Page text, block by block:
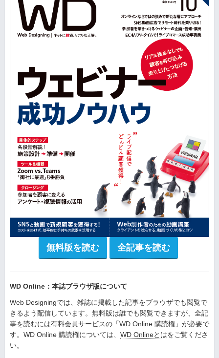
無料版を読む 全記事を読む
WD Online：本誌ブラウザ版について
Web Designingでは、雑誌に掲載した記事をブラウザでも閲覧で
きるよう配信しています。無料版は誰でも閲覧できますが、全記
事を読むには有料会員サービスの「WD Online 購読権」が必要で
す。WD Online 購読権については、 WD Onlineとはをご覧くださ
い。